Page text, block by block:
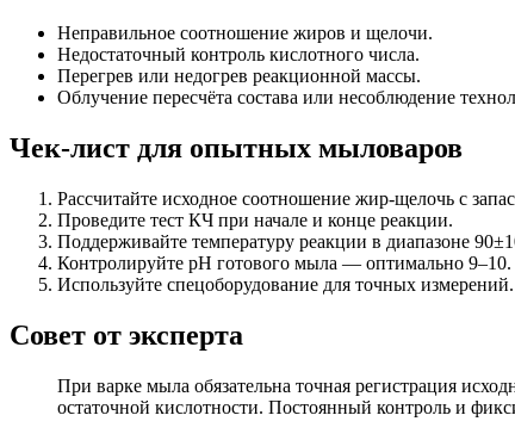
Неправильное соотношение жиров и щелочи.
Недостаточный контроль кислотного числа.
Перегрев или недогрев реакционной массы.
Облучение пересчёта состава или несоблюдение
Чек-лист для опытных мыловаров
Рассчитайте исходное соотношение жир-щелочь с
Проведите тест КЧ при начале и конце реакции.
Поддерживайте температуру реакции в диапазоне
Контролируйте pH готового мыла — оптимально 9–10.
Используйте спецоборудование для точных измерений.
Совет от эксперта
При варке мыла обязательна точная регистрация
остаточной кислотности. Постоянный контроль и